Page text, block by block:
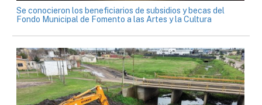
Se conocieron los beneficiarios de subsidios y becas del
Fondo Municipal de Fomento a las Artes y la Cultura